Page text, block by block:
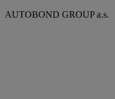
AUTOBOND GROUP a.s.